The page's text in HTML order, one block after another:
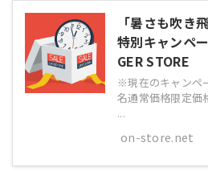
「暑さも吹き
特別キャンペ
GER STORE
※現在のキャンペ
名通常価格限定価
...
on-store.net